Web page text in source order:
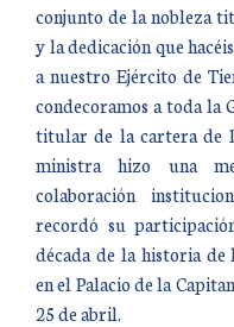
conjunto de la nobleza
y la dedicación que
a nuestro Ejército de
condecoramos a toda la
titular de la cartera de
ministra hizo una
colaboración
recordó su
década de la historia de
en el Palacio de la
25 de abril.